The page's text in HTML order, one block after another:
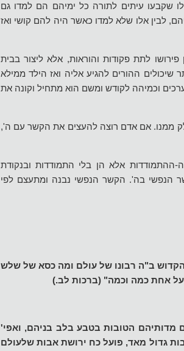
שקבעו עיתים לתורה כל ימיהם הם למדו גם
לבין אלו שלא למדו כאשר היה להם קושי ואז
לתת פקודות והוראות, אלא ליצור בבית
שיכולים ההורים להגיע אליה ואז הילד ממילא
וכמיהה לקודש ומשם הוא מתחיל וקונה את
ממנו. אם אדם רוצה להעצים את הקשר עם ה',
אלא הן בלי התמודדות ובנקודת
הנפשי בה'. הקשר הנפשי נבנה ומתעצם לפי
הקדוש ב"ה רבונו של עולם ומה כסא של שלש
על אחת כמה וכמה" (ברכות לב.)
מדותיהם הטובות בטבע בלב בניהם, ואפי'
גדול מאד, פועל כח ירושת אבות שלעולם